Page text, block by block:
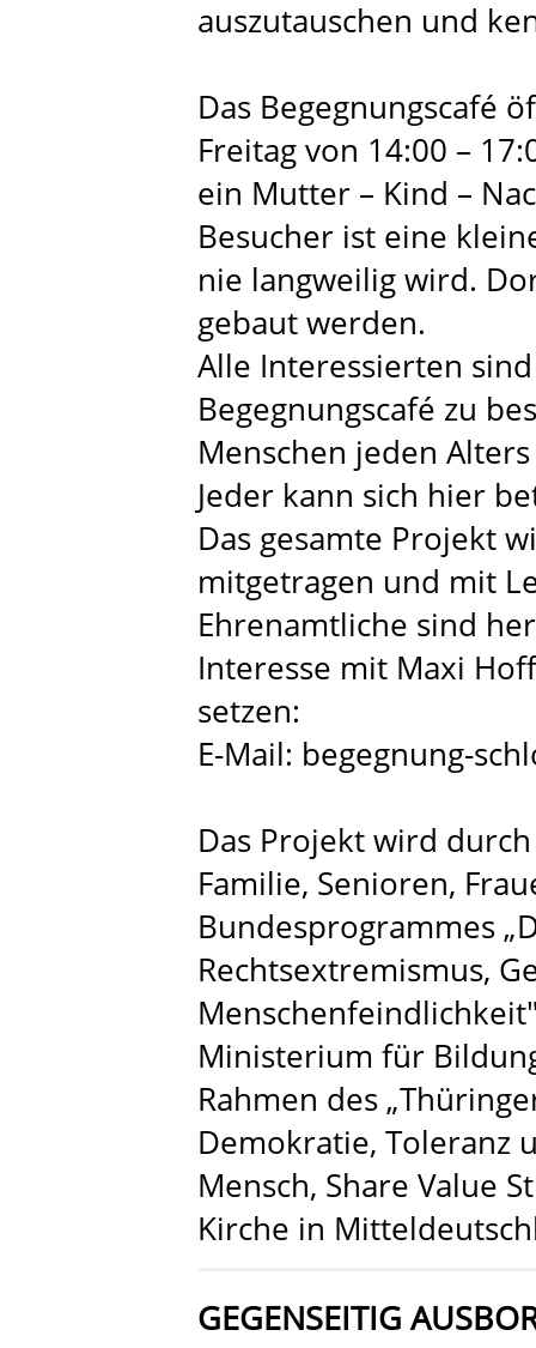
auszutauschen und
Das Begegnungscafé
Freitag von 14:00 –
ein Mutter – Kind –
Besucher ist eine
nie langweilig wird.
gebaut werden.
Alle Interessierten
Begegnungscafé zu
Menschen jeden
Jeder kann sich hier
Das gesamte Projekt
mitgetragen und mit
Ehrenamtliche sind
Interesse mit Maxi
setzen:
E-Mail: begegnung-
Das Projekt wird
Familie, Senioren,
Bundesprogrammes
Rechtsextremismus,
Ministerium für
Rahmen des
Demokratie, Toleranz
Mensch, Share Value
Kirche in
GEGENSEITIG